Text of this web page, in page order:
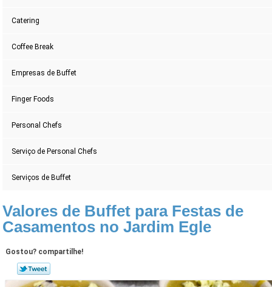
Catering
Coffee Break
Empresas de Buffet
Finger Foods
Personal Chefs
Serviço de Personal Chefs
Serviços de Buffet
Valores de Buffet para Festas de
Casamentos no Jardim Egle
Gostou? compartilhe!